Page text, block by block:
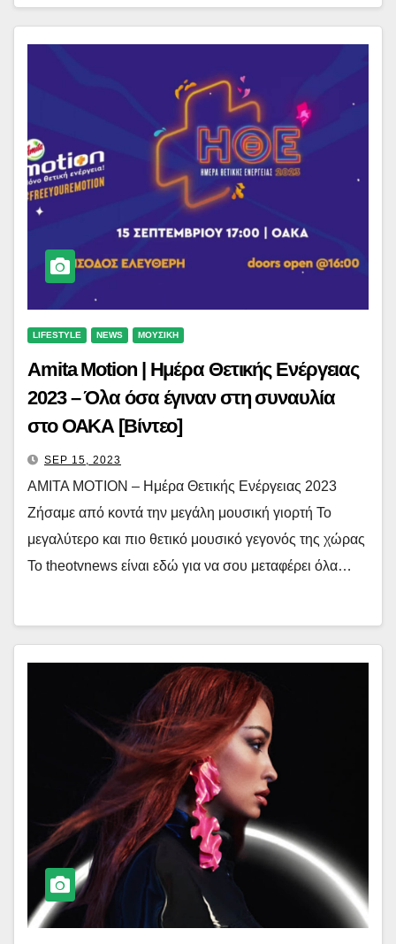
LIFESTYLE NEWS ΜΟΥΣΙΚΗ
Amita Motion | Ημέρα Θετικής Ενέργειας
2023 – Όλα όσα έγιναν στη συναυλία
στο ΟΑΚΑ [Βίντεο]
SEP 15, 2023
AMITA MOTION – Ημέρα Θετικής Ενέργειας 2023
Ζήσαμε από κοντά την μεγάλη μουσική γιορτή Το
μεγαλύτερο και πιο θετικό μουσικό γεγονός της χώρας
Το theotvnews είναι εδώ για να σου μεταφέρει όλα…